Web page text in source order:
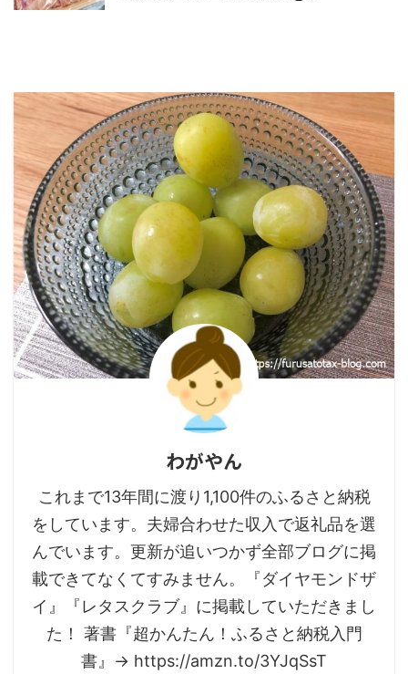
わがやん
これまで13年間に渡り1,100件のふるさと納税
をしています。夫婦合わせた収入で返礼品を選
んでいます。更新が追いつかず全部ブログに掲
載できてなくてすみません。『ダイヤモンドザ
イ』『レタスクラブ』に掲載していただきまし
た！ 著書『超かんたん！ふるさと納税入門
書』→ https://amzn.to/3YJqSsT